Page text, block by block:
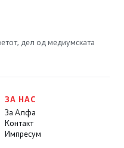
дел од медиумската
ЗА НАС
За Алфа
Контакт
Импресум